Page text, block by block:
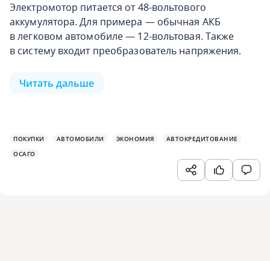
Электромотор питается от 48-вольтового
аккумулятора. Для примера — обычная АКБ
в легковом автомобиле — 12-вольтовая. Также
в систему входит преобразователь напряжения.
Читать дальше
ПОКУПКИ АВТОМОБИЛИ ЭКОНОМИЯ
АВТОКРЕДИТОВАНИЕ
ОСАГО